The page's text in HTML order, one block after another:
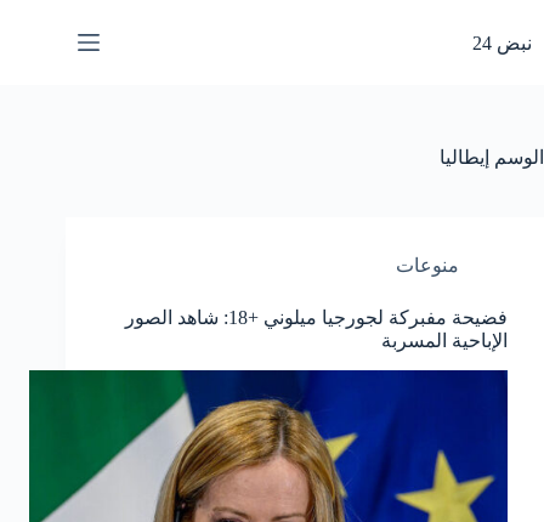
المحتوى
نبض 24
الوسم إيطاليا
منوعات
فضيحة مفبركة لجورجيا ميلوني +18: شاهد الصور
الإباحية المسربة